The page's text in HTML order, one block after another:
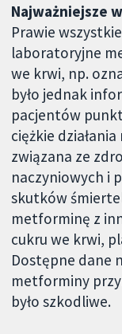
Najważniejsze
Prawie
laboratoryjne
we krwi, np.
było jednak
pacjentów
ciężkie
związana ze
naczyniowych i
skutków
metforminę z
cukru we krwi,
Dostępne dane
metforminy
było szkodliwe.